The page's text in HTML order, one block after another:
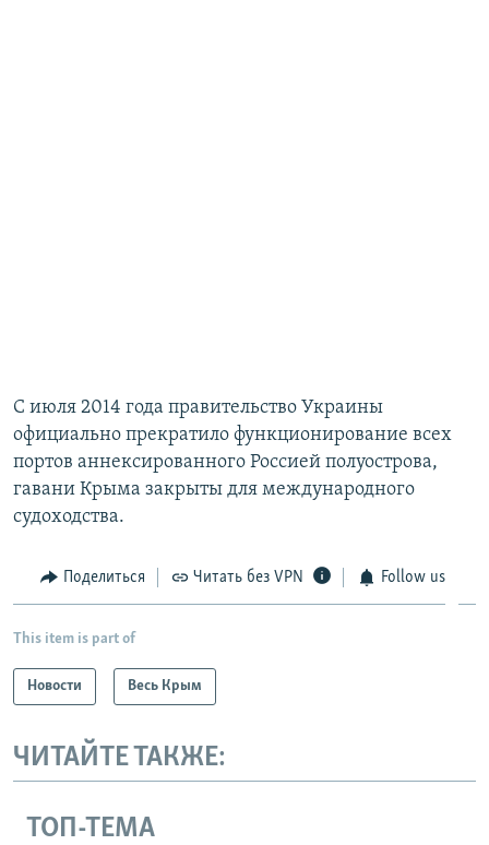
С июля 2014 года правительство Украины
официально прекратило функционирование всех
портов аннексированного Россией полуострова,
гавани Крыма закрыты для международного
судоходства.
Поделиться Читать без VPN Follow us
This item is part of
Новости Весь Крым
ЧИТАЙТЕ ТАКЖЕ:
ТОП-ТЕМА